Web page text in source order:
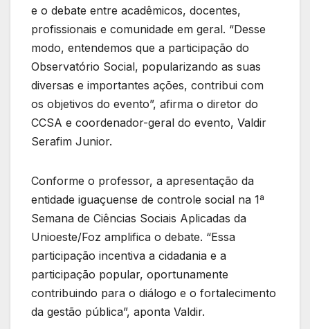
e o debate entre acadêmicos, docentes,
profissionais e comunidade em geral. “Desse
modo, entendemos que a participação do
Observatório Social, popularizando as suas
diversas e importantes ações, contribui com
os objetivos do evento”, afirma o diretor do
CCSA e coordenador-geral do evento, Valdir
Serafim Junior.
Conforme o professor, a apresentação da
entidade iguaçuense de controle social na 1ª
Semana de Ciências Sociais Aplicadas da
Unioeste/Foz amplifica o debate. “Essa
participação incentiva a cidadania e a
participação popular, oportunamente
contribuindo para o diálogo e o fortalecimento
da gestão pública”, aponta Valdir.